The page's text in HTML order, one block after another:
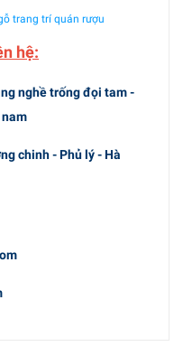
trang trí quán rượu
hệ:
nghề trống đọi tam -
chinh - Phủ lý - Hà